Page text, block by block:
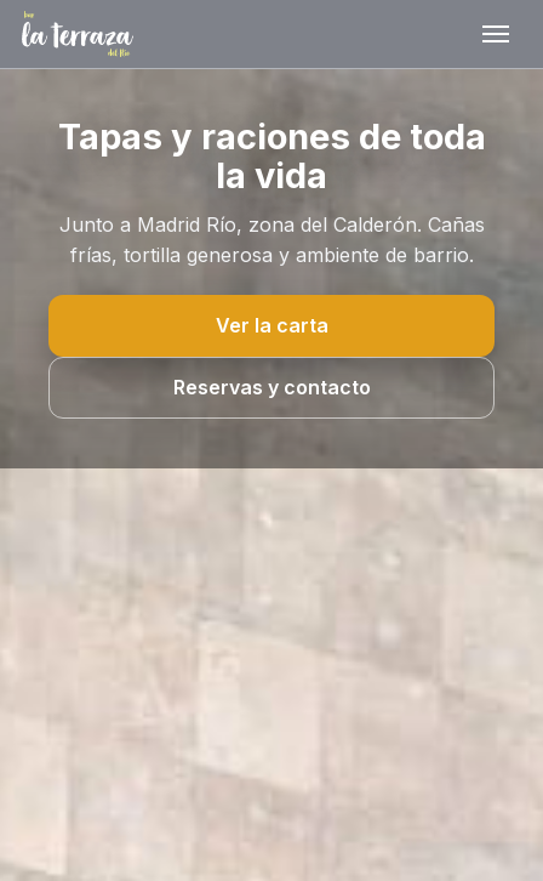
Tapas y raciones de toda
la vida
Junto a Madrid Río, zona del Calderón. Cañas
frías, tortilla generosa y ambiente de barrio.
Ver la carta
Reservas y contacto